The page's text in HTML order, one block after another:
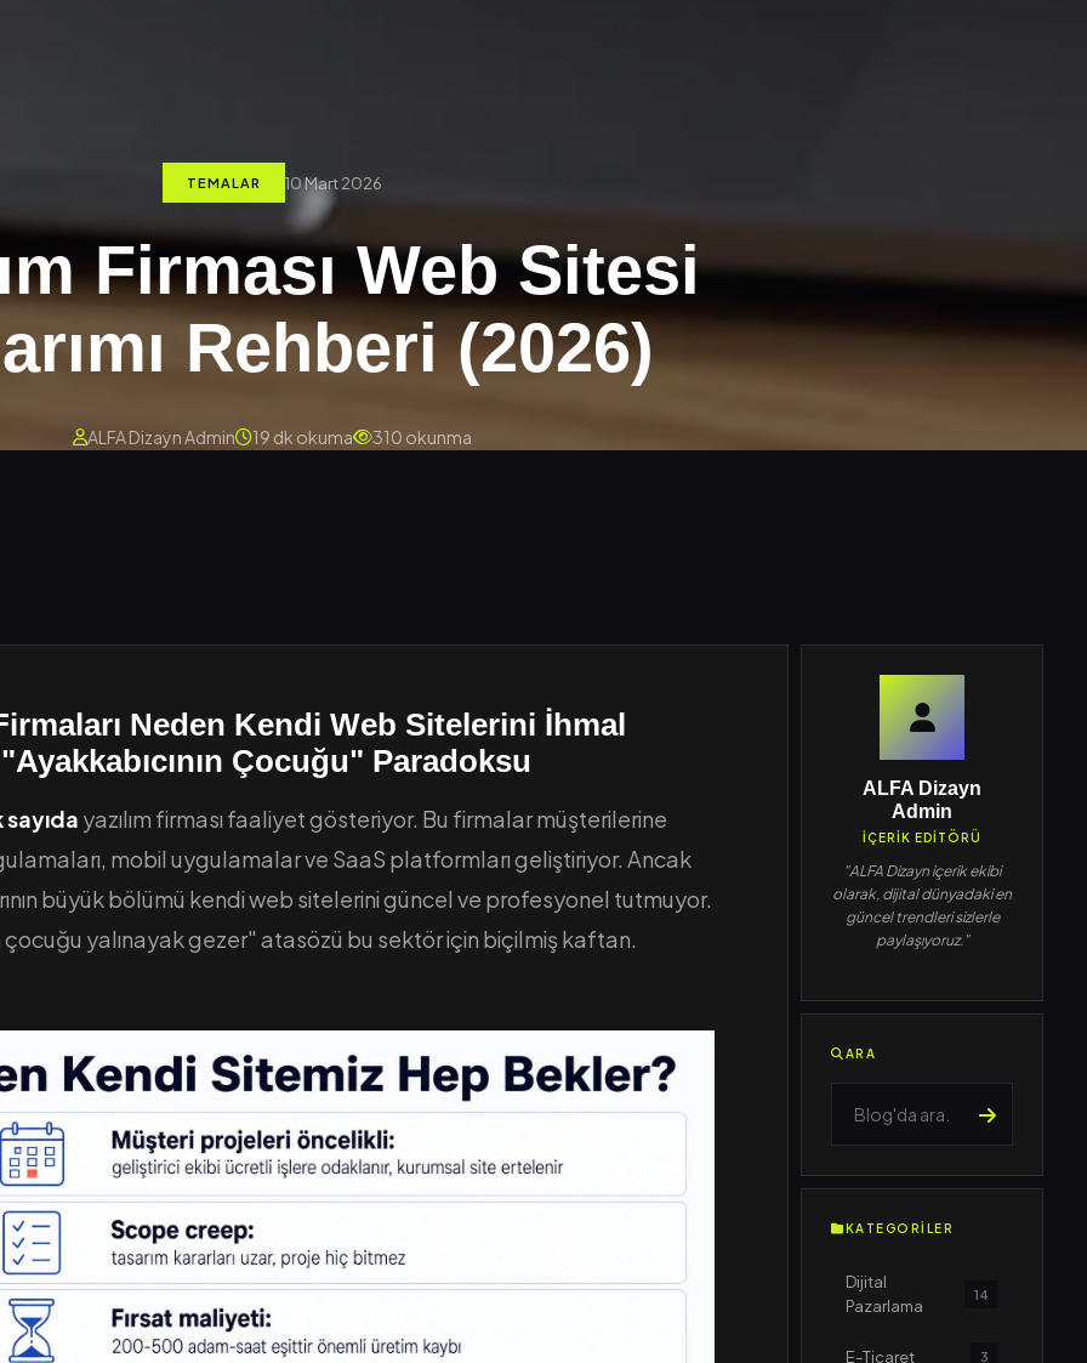
TEMALAR 10 Mart 2026
Firması Web Sitesi
Rehberi (2026)
ALFA Dizayn Admin 19 dk okuma 310 okunma
Neden Kendi Web Sitelerini İhmal
Çocuğu" Paradoksu
yazılım firması faaliyet gösteriyor. Bu firmalar müşterilerine
mobil uygulamalar ve SaaS platformları geliştiriyor. Ancak
büyük bölümü kendi web sitelerini güncel ve profesyonel tutmuyor.
çocuğu yalınayak gezer" atasözü bu sektör için biçilmiş kaftan.
ALFA Dizayn
Admin
İÇERIK EDITÖRÜ
"ALFA Dizayn içerik ekibi
olarak, dijital dünyadaki en
güncel trendleri sizlerle
paylaşıyoruz."
ARA
KATEGORILER
Dijital
Pazarlama
14
E-Ticaret 3